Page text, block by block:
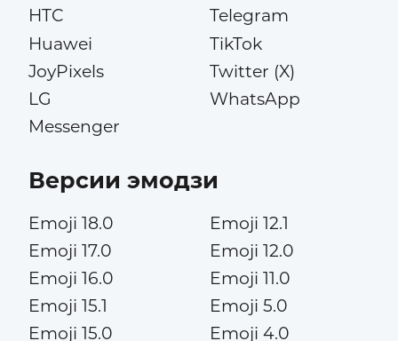
HTC
Huawei
JoyPixels
LG
Messenger
Telegram
TikTok
Twitter (X)
WhatsApp
Версии эмодзи
Emoji 18.0
Emoji 17.0
Emoji 16.0
Emoji 15.1
Emoji 15.0
Emoji 12.1
Emoji 12.0
Emoji 11.0
Emoji 5.0
Emoji 4.0